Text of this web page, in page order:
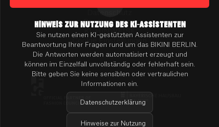
HINWEIS ZUR NUTZUNG DES KI-ASSISTENTEN
Sie nutzen einen KI-gestützten Assistenten zur
Beantwortung Ihrer Fragen rund um das BIKINI BERLIN.
Die Antworten werden automatisiert erzeugt und
können im Einzelfall unvollständig oder fehlerhaft sein.
Bitte geben Sie keine sensiblen oder vertraulichen
Informationen ein.
Datenschutzerklärung
Hinweise zur Nutzung
Barrierefreiheit
KI-HINWEISE
Cookie Einstellungen